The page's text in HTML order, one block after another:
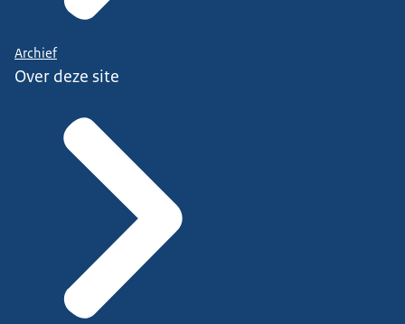
Archief
Over deze site